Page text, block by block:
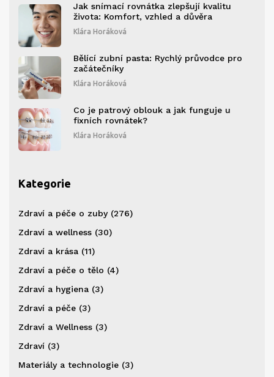
Jak snímací rovnátka zlepšují kvalitu
života: Komfort, vzhled a důvěra
Klára Horáková
Bělící zubní pasta: Rychlý průvodce pro
začátečníky
Klára Horáková
Co je patrový oblouk a jak funguje u
fixních rovnátek?
Klára Horáková
Kategorie
Zdraví a péče o zuby (276)
Zdraví a wellness (30)
Zdraví a krása (11)
Zdraví a péče o tělo (4)
Zdraví a hygiena (3)
Zdraví a péče (3)
Zdraví a Wellness (3)
Zdraví (3)
Materiály a technologie (3)